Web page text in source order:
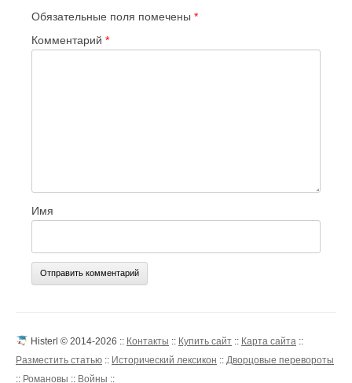
Обязательные поля помечены *
Комментарий *
Имя
Histerl © 2014-2026 :: Контакты :: Купить сайт :: Карта сайта ::
Разместить статью :: Исторический лексикон :: Дворцовые перевороты
:: Романовы :: Войны ::